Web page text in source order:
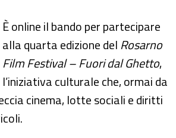
È online il bando per partecipare
alla quarta edizione delRosarno
Film Festival – Fuori dal Ghetto,
l’iniziativa culturale che, ormai da
cinema, lotte sociali e diritti